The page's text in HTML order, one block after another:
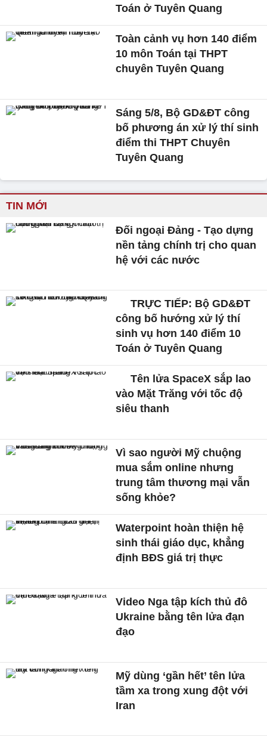
Toán ở Tuyên Quang
Toàn cảnh vụ hơn 140 điểm
10 môn Toán tại THPT
chuyên Tuyên Quang
Sáng 5/8, Bộ GD&ĐT công
bố phương án xử lý thí sinh
điểm thi THPT Chuyên
Tuyên Quang
TIN MỚI
Đối ngoại Đảng - Tạo dựng
nền tảng chính trị cho quan
hệ với các nước
TRỰC TIẾP: Bộ GD&ĐT
công bố hướng xử lý thí
sinh vụ hơn 140 điểm 10
Toán ở Tuyên Quang
Tên lửa SpaceX sắp lao
vào Mặt Trăng với tốc độ
siêu thanh
Vì sao người Mỹ chuộng
mua sắm online nhưng
trung tâm thương mại vẫn
sống khỏe?
Waterpoint hoàn thiện hệ
sinh thái giáo dục, khẳng
định BĐS giá trị thực
Video Nga tập kích thủ đô
Ukraine bằng tên lửa đạn
đạo
Mỹ dùng ‘gần hết’ tên lửa
tầm xa trong xung đột với
Iran